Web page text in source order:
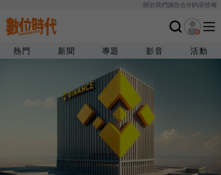
關於我們廣告合作內容授權
熱門 新聞 專題 影音 活動